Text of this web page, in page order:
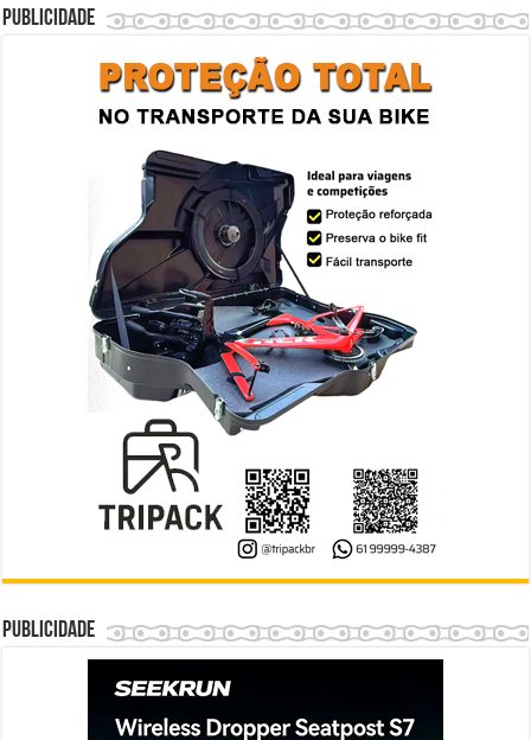
Publicidade
Publicidade